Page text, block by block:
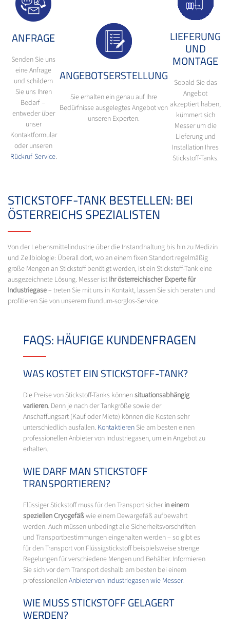
ANFRAGE
Senden Sie uns
eine Anfrage
und schildern
Sie uns Ihren
Bedarf –
entweder über
unser
Kontaktformular
oder unseren
Rückruf-Service.
ANGEBOTSERSTELLUNG
Sie erhalten ein genau auf Ihre
Bedürfnisse ausgelegtes Angebot von
unseren Experten.
LIEFERUNG
UND
MONTAGE
Sobald Sie das
Angebot
akzeptiert haben,
kümmert sich
Messer um die
Lieferung und
Installation Ihres
Stickstoff-Tanks.
STICKSTOFF-TANK BESTELLEN: BEI
ÖSTERREICHS SPEZIALISTEN
Von der Lebensmittelindustrie über die Instandhaltung bis hin zu Medizin
und Zellbiologie: Überall dort, wo an einem fixen Standort regelmäßig
große Mengen an Stickstoff benötigt werden, ist ein Stickstoff-Tank eine
ausgezeichnete Lösung. Messer ist Ihr österreichischer Experte für
Industriegase– treten Sie mit uns in Kontakt, lassen Sie sich beraten und
profitieren Sie von unserem Rundum-sorglos-Service.
FAQS: HÄUFIGE KUNDENFRAGEN
WAS KOSTET EIN STICKSTOFF-TANK?
Die Preise von Stickstoff-Tanks könnensituationsabhängig
variieren. Denn je nach der Tankgröße sowie der
Anschaffungsart (Kauf oder Miete) können die Kosten sehr
unterschiedlich ausfallen. Kontaktieren Sie am besten einen
professionellen Anbieter von Industriegasen, um ein Angebot zu
erhalten.
WIE DARF MAN STICKSTOFF
TRANSPORTIEREN?
Flüssiger Stickstoff muss für den Transport sicherin einem
speziellen Cryogefäßwie einem Dewargefäß aufbewahrt
werden. Auch müssen unbedingt alle Sicherheitsvorschriften
und Transportbestimmungen eingehalten werden – so gibt es
für den Transport von Flüssigstickstoff beispielsweise strenge
Regelungen für verschiedene Mengen und Behälter. Informieren
Sie sich vor dem Transport deshalb am besten bei einem
professionellenAnbieter von Industriegasen wie Messer.
WIE MUSS STICKSTOFF GELAGERT
WERDEN?